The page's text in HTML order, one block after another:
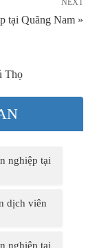
NEXT
tại Quãng Nam »
Thọ
nghiệp tại
dịch viên
nghiệp tại